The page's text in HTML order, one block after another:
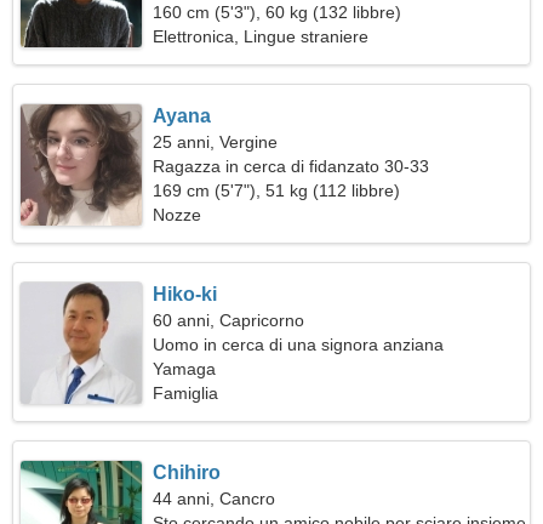
160 cm (5'3"), 60 kg (132 libbre)
Elettronica, Lingue straniere
Ayana
25 anni, Vergine
Ragazza in cerca di fidanzato 30-33
169 cm (5'7"), 51 kg (112 libbre)
Nozze
Hiko-ki
60 anni, Capricorno
Uomo in cerca di una signora anziana
Yamaga
Famiglia
Chihiro
44 anni, Cancro